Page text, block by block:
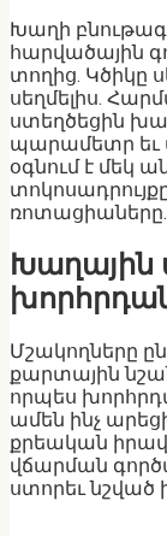
Խաղի
հարվածային
տողից. Կծիկը
սեղմելիս.
ստեղծեցին
պարամետր եւ
օգնում է մեկ
ռոտացիաները.
Մշակողները
քարտային
որպես
ամեն ինչ
քրեական
վճարման
ստորեւ նշված